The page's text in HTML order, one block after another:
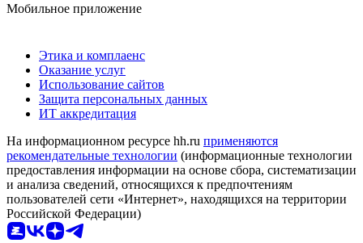
Мобильное приложение
Этика и комплаенс
Оказание услуг
Использование сайтов
Защита персональных данных
ИТ аккредитация
На информационном ресурсе hh.ru применяются
рекомендательные технологии (информационные технологии
предоставления информации на основе сбора, систематизации
и анализа сведений, относящихся к предпочтениям
пользователей сети «Интернет», находящихся на территории
Российской Федерации)